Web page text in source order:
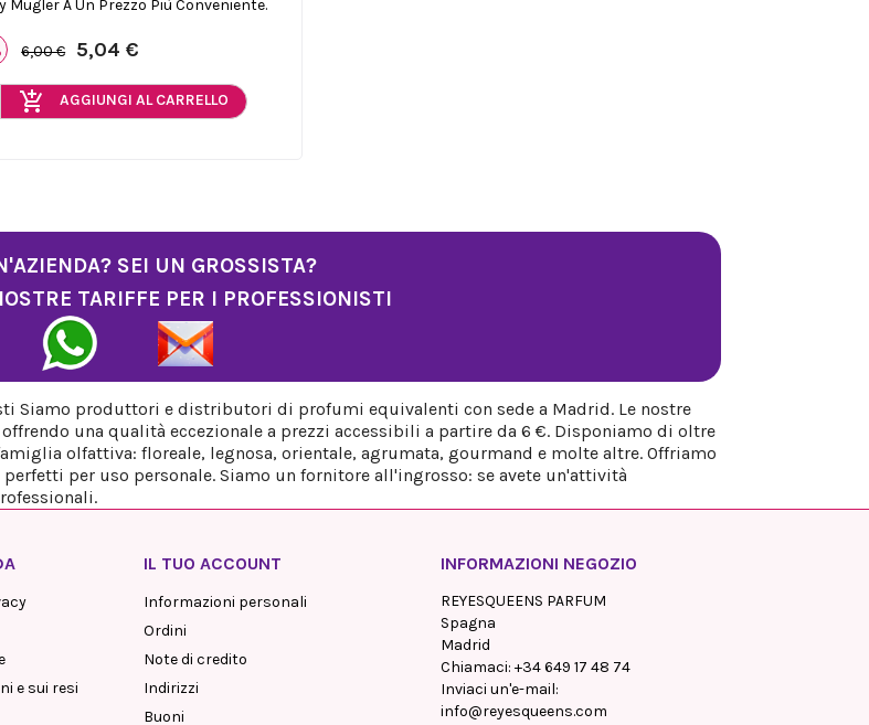
Mugler A Un Prezzo Più Conveniente.
6,00 € 5,04 €
add_shopping_cart AGGIUNGI AL CARRELLO
SEI UN GROSSISTA?
TARIFFE PER I PROFESSIONISTI
Siamo produttori e distributori di profumi equivalenti con sede a Madrid. Le nostre
una qualità eccezionale a prezzi accessibili a partire da 6 €. Disponiamo di oltre
olfattiva: floreale, legnosa, orientale, agrumata, gourmand e molte altre. Offriamo
per uso personale. Siamo un fornitore all'ingrosso: se avete un'attività
e sui resi
IL TUO ACCOUNT
Informazioni personali
Ordini
Note di credito
Indirizzi
Buoni
INFORMAZIONI NEGOZIO
REYESQUEENS PARFUM
Spagna
Madrid
Chiamaci: +34 649 17 48 74
Inviaci un'e-mail:
info@reyesqueens.com